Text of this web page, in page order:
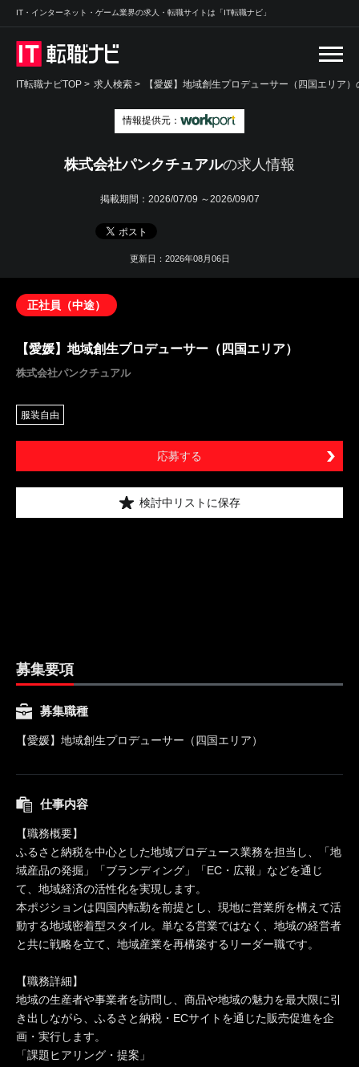
IT・インターネット・ゲーム業界の求人・転職サイトは「IT転職ナビ」
IT転職ナビTOP > 求人検索 > 【愛媛】地域創生プロデューサー（四国エリア
情報提供元：
株式会社パンクチュアルの求人情報
掲載期間： 2026/07/09 ～2026/09/07
更新日：2026年08月06日
正社員（中途）
【愛媛】地域創生プロデューサー（四国エリア）
株式会社パンクチュアル
服装自由
応募する
検討中リストに保存
募集要項
募集職種
【愛媛】地域創生プロデューサー（四国エリア）
仕事内容
【職務概要】
ふるさと納税を中心とした地域プロデュース業務を担当し、「地
域産品の発掘」「ブランディング」「EC・広報」などを通じ
て、地域経済の活性化を実現します。
本ポジションは四国内転勤を前提とし、現地に営業所を構えて活
動する地域密着型スタイル。単なる営業ではなく、地域の経営者
と共に戦略を立て、地域産業を再構築するリーダー職です。
【職務詳細】
地域の生産者や事業者を訪問し、商品や地域の魅力を最大限に引
き出しながら、ふるさと納税・ECサイトを通じた販売促進を企
画・実行します。
「課題ヒアリング・提案」